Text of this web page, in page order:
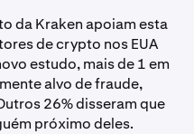
da Kraken apoiam esta
de crypto nos EUA
estudo, mais de 1 em
alvo de fraude,
26% disseram que
próximo deles.